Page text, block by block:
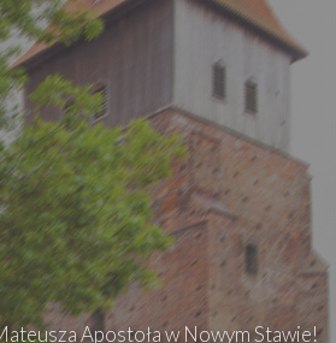
Apostoła w Nowym Stawie!